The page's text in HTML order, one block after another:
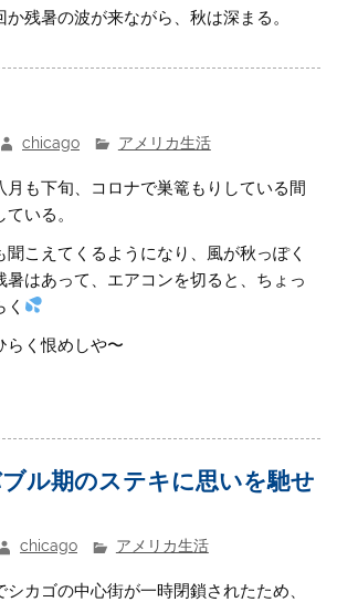
残暑の波が来ながら、秋は深まる。
chicago アメリカ生活
月も下旬、コロナで巣篭もりしている間
いる。
こえてくるようになり、風が秋っぽく
暑はあって、エアコンを切ると、ちょっ
らく恨めしや〜
ル期のステキに思いを馳せ
chicago アメリカ生活
カゴの中心街が一時閉鎖されたため、